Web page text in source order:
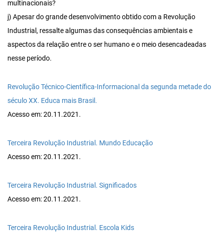
multinacionais?
j) Apesar do grande desenvolvimento obtido com a Revolução
Industrial, ressalte algumas das consequências ambientais e
aspectos da relação entre o ser humano e o meio desencadeadas
nesse período.
Revolução Técnico-Científica-Informacional da segunda metade do
século XX. Educa mais Brasil.
Acesso em: 20.11.2021.
Terceira Revolução Industrial. Mundo Educação
Acesso em: 20.11.2021.
Terceira Revolução Industrial. Significados
Acesso em: 20.11.2021.
Terceira Revolução Industrial. Escola Kids